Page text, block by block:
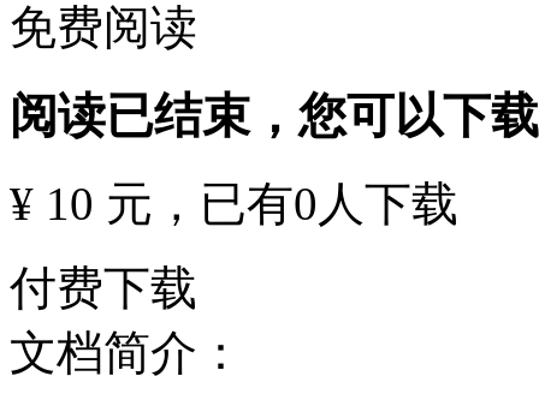
免费阅读
阅读已结束，您可以下
¥ 10 元 ，已有0 人下载
付费下载
文档简介：